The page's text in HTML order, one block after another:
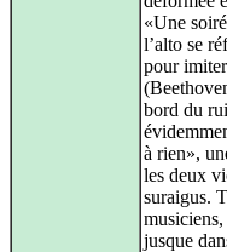
«Une
l’alto se
pour
bord du
à rien»,
les deux
suraigus.
musiciens,
jusque